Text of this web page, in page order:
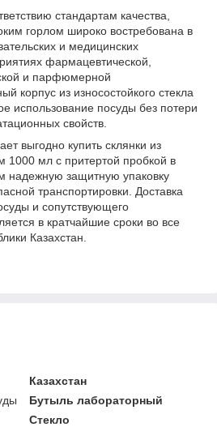
стандартам качества,
горлом широко востребована в
и медицинских
фармацевтической,
и парфюмерной
корпус из износостойкого стекла
использование посуды без потери
свойств.
выгодно купить склянки из
1000 мл с притертой пробкой в
надежную защитную упаковку
транспортировки. Доставка
и сопутствующего
в кратчайшие сроки во все
Казахстан.
Казахстан
Бутыль лабораторный
Стекло